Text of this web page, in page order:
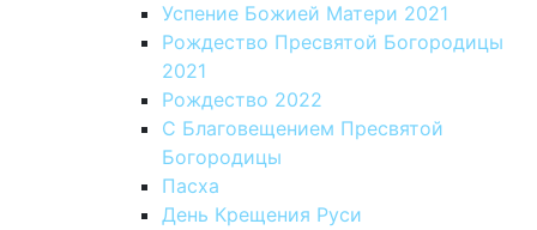
Успение Божией Матери 2021
Рождество Пресвятой Богородицы
2021
Рождество 2022
С Благовещением Пресвятой
Богородицы
Пасха
День Крещения Руси